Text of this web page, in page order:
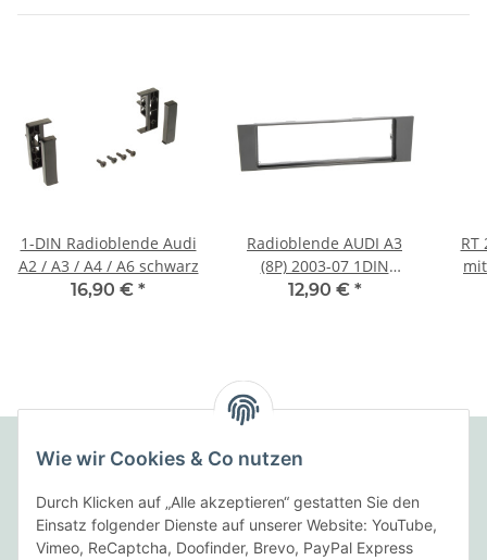
1-DIN Radioblende Audi
A2 / A3 / A4 / A6 schwarz
16,90 € *
Radioblende AUDI A3
(8P) 2003-07 1DIN
schwarz
12,90 € *
RT
Folgende Zahlungsarten bieten wir an:
Wie wir Cookies & Co nutzen
Durch Klicken auf „Alle akzeptieren“ gestatten Sie den
Einsatz folgender Dienste auf unserer Website: YouTube,
Vimeo, ReCaptcha, Doofinder, Brevo, PayPal Express